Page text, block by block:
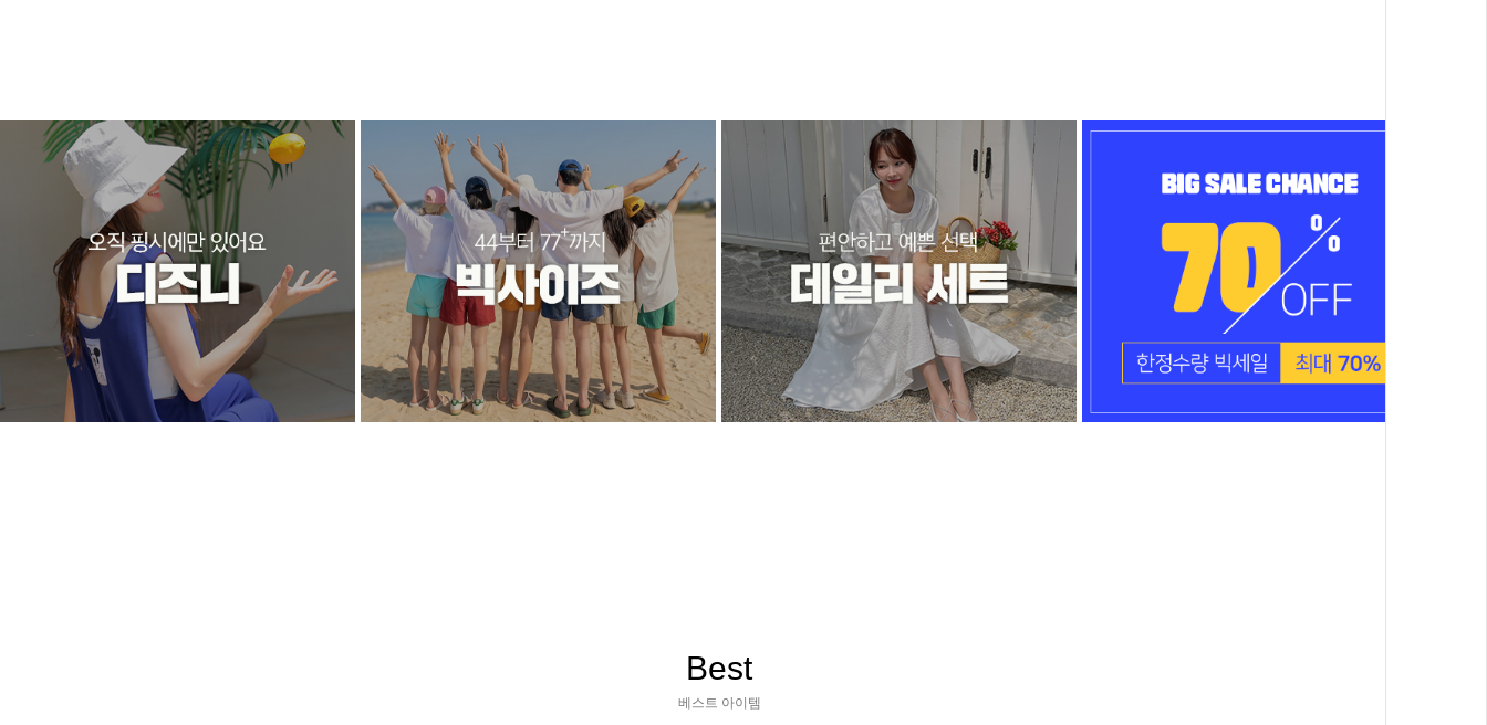
Best
베스트 아이템